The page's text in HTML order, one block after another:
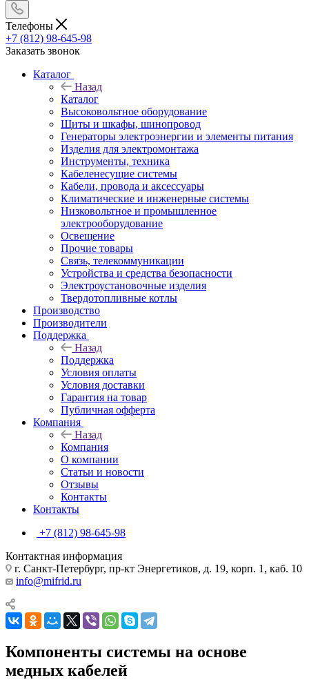
Телефоны
+7 (812) 98-645-98
Заказать звонок
Каталог
Назад
Каталог
Высоковольтное оборудование
Щиты и шкафы, шинопровод
Генераторы электроэнергии и элементы питания
Изделия для электромонтажа
Инструменты, техника
Кабеленесущие системы
Кабели, провода и аксессуары
Климатические и инженерные системы
Низковольтное и промышленное
электрооборудование
Освещение
Прочие товары
Связь, телекоммуникации
Устройства и средства безопасности
Электроустановочные изделия
Твердотопливные котлы
Производство
Производители
Поддержка
Назад
Поддержка
Условия оплаты
Условия доставки
Гарантия на товар
Публичная офферта
Компания
Назад
Компания
О компании
Статьи и новости
Отзывы
Контакты
Контакты
+7 (812) 98-645-98
Контактная информация
г. Санкт-Петербург, пр-кт Энергетиков, д. 19, корп. 1, каб. 10
info@mifrid.ru
Компоненты системы на основе
медных кабелей